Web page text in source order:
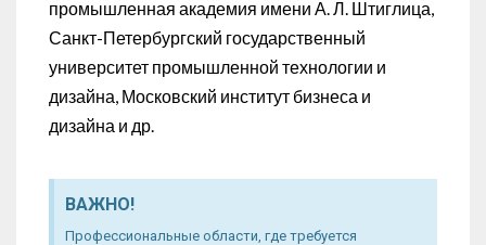
промышленная академия имени А. Л. Штиглица,
Санкт-Петербургский государственный
университет промышленной технологии и
дизайна, Московский институт бизнеса и
дизайна и др.
ВАЖНО!
Профессиональные области, где требуется